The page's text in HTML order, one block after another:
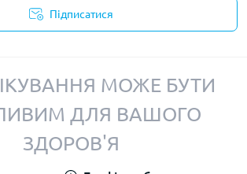
Підписатися
МОЖЕ БУТИ
ДЛЯ ВАШОГО
ЗДОРОВ'Я